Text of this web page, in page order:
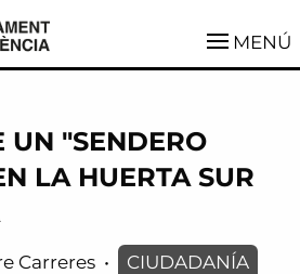
MENÚ
UN "SENDERO
LA HUERTA SUR
Carreres •
CIUDADANÍA